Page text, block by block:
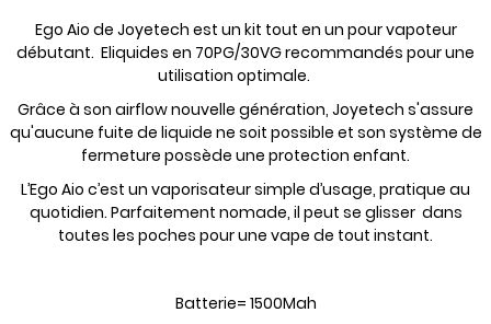
Ego Aio de Joyetech est un kit tout en un pour vapoteur
débutant. Eliquides en 70PG/30VG recommandés pour une
utilisation optimale.
Grâce à son airflow nouvelle génération, Joyetech s'assure
qu'aucune fuite de liquide ne soit possible et son système de
fermeture possède une protection enfant.
L’Ego Aio c’est un vaporisateur simple d’usage, pratique au
quotidien. Parfaitement nomade, il peut se glisser dans
toutes les poches pour une vape de tout instant.
Batterie= 1500Mah